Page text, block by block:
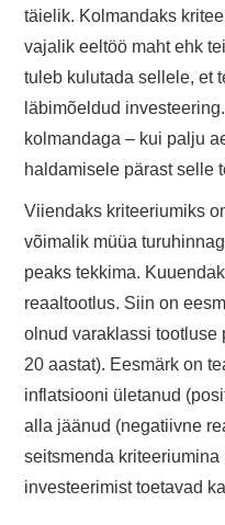
täielik. Kolmandaks
vajalik eeltöö maht ehk
tuleb kulutada sellele, et
läbimõeldud
kolmandaga – kui palju
haldamisele pärast selle
Viiendaks kriteeriumiks
võimalik müüa
peaks tekkima.
reaaltootlus. Siin on
olnud varaklassi tootluse
20 aastat). Eesmärk on
inflatsiooni ületanud
alla jäänud (negatiivne
seitsmenda
investeerimist toetavad